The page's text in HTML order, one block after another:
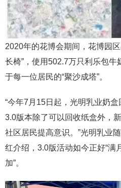
2020年的花博会期间，花博园
长椅”，使用502.7万只利乐包牛
于每一位居民的“聚沙成塔”。
“今年7月15日起，光明乳业奶
3.0版本除了可以回收纸盒外，
社区居民提高意识。”光明乳业
红介绍，3.0版活动如今正好“满
加”。